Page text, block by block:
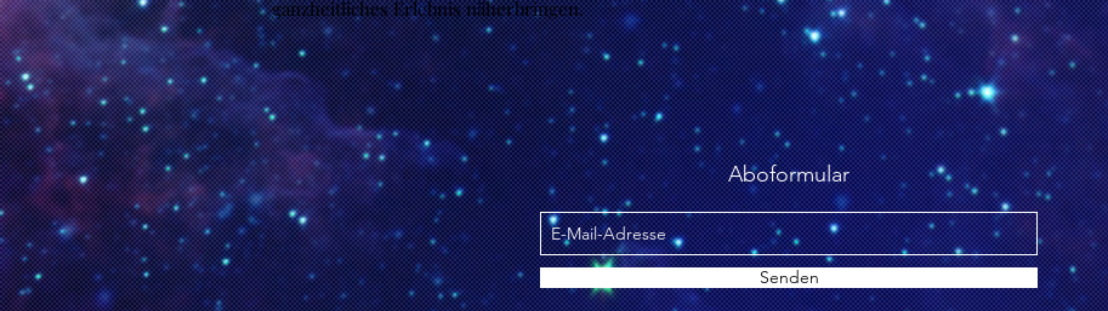
ganzheitliches Erlebnis näherbringen.
Aboformular
Senden